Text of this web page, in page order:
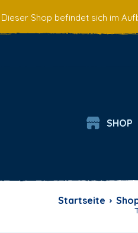
Dieser Shop befindet sich im
SHOP
Startseite